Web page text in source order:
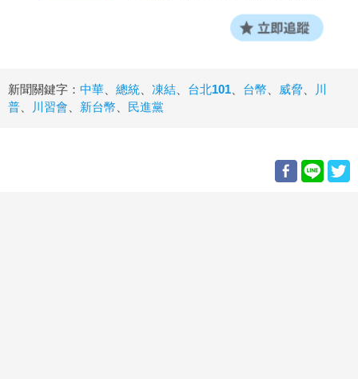
新聞關鍵字： 中華 總統 凍結 台北101 台幣 威脅
川
普
川習會 新台幣 民進黨